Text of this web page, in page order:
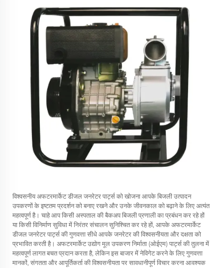
विश्वसनीय अफटरमार्केट डीजल जनरेटर पार्ट्स को खोजना आपके बिजली उत्पादन
उपकरणों के इष्टतम प्रदर्शन को बनाए रखने और उनके जीवनकाल को बढ़ाने के लिए अत्यंत
महत्वपूर्ण है। चाहे आप किसी अस्पताल की बैकअप बिजली प्रणाली का प्रबंधन कर रहे हों
या किसी विनिर्माण सुविधा में निरंतर संचालन सुनिश्चित कर रहे हों, आपके अफटरमार्केट
डीजल जनरेटर पार्ट्स की गुणवत्ता सीधे आपके जनरेटर की विश्वसनीयता और दक्षता को
प्रभावित करती है। अफटरमार्केट उद्योग मूल उपकरण निर्माता (ओईएम) पार्ट्स की तुलना में
महत्वपूर्ण लागत बचत प्रदान करता है, लेकिन इस बाजार में नेविगेट करने के लिए गुणवत्ता
मानकों, संगतता और आपूर्तिकर्ता की विश्वसनीयता पर सावधानीपूर्ण विचार करना आवश्यक